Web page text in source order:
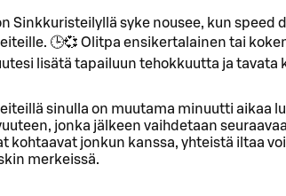
Sinkkuristeilyllä syke nousee, kun speed
🕒💞 Olitpa ensikertalainen tai
lisätä tapailuun tehokkuutta ja tavata
sinulla on muutama minuutti aikaa
jonka jälkeen vaihdetaan
kohtaavat jonkun kanssa, yhteistä iltaa
merkeissä.